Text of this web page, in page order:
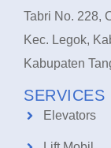
Tabri No. 228,
Kec. Legok,
Kabupaten
SERVICES
Elevators